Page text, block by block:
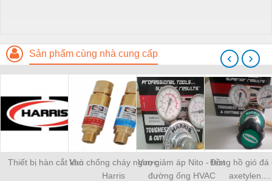
Sản phẩm cùng nhà cung cấp
Thiết bị hàn cắt khòVan chống cháy ngược
Harris
Van giảm áp Nito - test
đường ống HVAC
Đồng hồ gió đá
axetylen....
‹ ›